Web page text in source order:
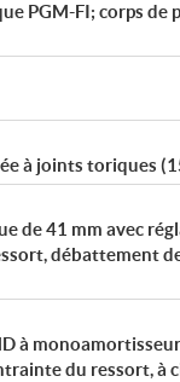
PGM-FI; corps de
à joints toriques
de 41 mm avec
débattement
à
du ressort, à